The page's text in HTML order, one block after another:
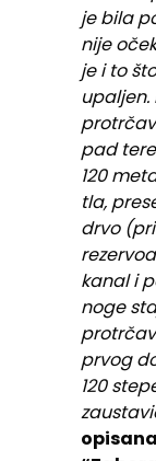
je bila
nije
je i to
upaljen.
pad
120
tla,
drvo
kanal i
noge
prvog
120
opisana